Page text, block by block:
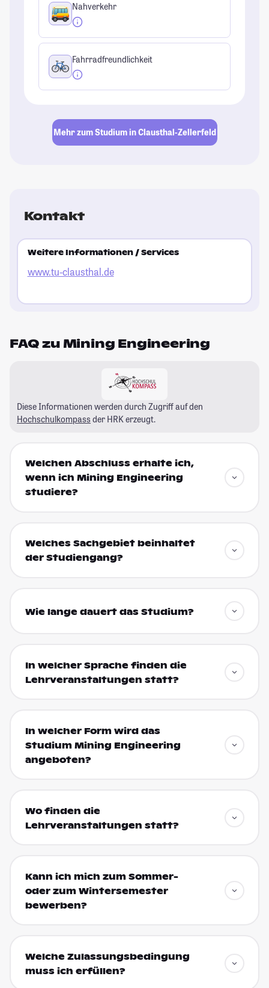
Nahverkehr
Fahrradfreundlichkeit
Mehr zum Studium in Clausthal-Zellerfeld
Kontakt
Weitere Informationen / Services
www.tu-clausthal.de
FAQ zu Mining Engineering
Diese Informationen werden durch Zugriff auf den
Hochschulkompass der HRK erzeugt.
Welchen Abschluss erhalte ich,
wenn ich Mining Engineering
studiere?
Welches Sachgebiet beinhaltet
der Studiengang?
Wie lange dauert das Studium?
In welcher Sprache finden die
Lehrveranstaltungen statt?
In welcher Form wird das
Studium Mining Engineering
angeboten?
Wo finden die
Lehrveranstaltungen statt?
Kann ich mich zum Sommer-
oder zum Wintersemester
bewerben?
Welche Zulassungsbedingung
muss ich erfüllen?